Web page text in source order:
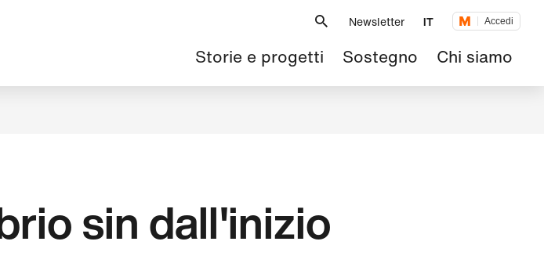
Newsletter IT Accedi
Navigazione
principale
Storie e progetti Sostegno Chi siamo
sin dall'inizio